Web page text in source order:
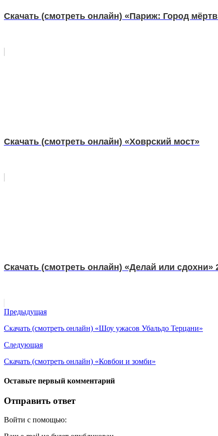
Скачать (смотреть онлайн) «Париж: Город
Скачать (смотреть онлайн) «Ховрский мост»
Скачать (смотреть онлайн) «Делай или сдохни»
Предыдущая
Скачать (смотреть онлайн) «Шоу ужасов Убальдо Терцани»
Следующая
Скачать (смотреть онлайн) «Ковбои и зомби»
Оставьте первый комментарий
Отправить ответ
Войти с помощью: